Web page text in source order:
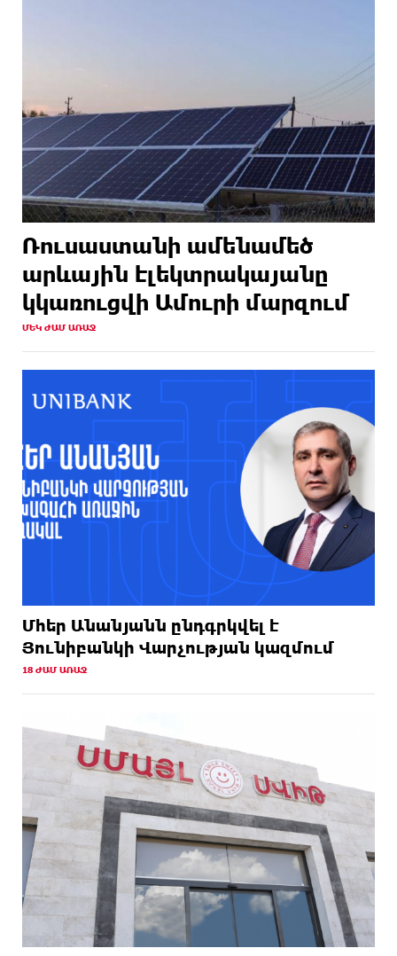
Ռուսաստանի ամենամեծ
արևային էլեկտրակայանը
կկառուցվի Ամուրի մարզում
ՄԵԿ ԺԱՄ ԱՌԱՋ
Մհեր Անանյանն ընդգրկվել է
Յունիբանկի Վարչության կազմում
18 ԺԱՄ ԱՌԱՋ